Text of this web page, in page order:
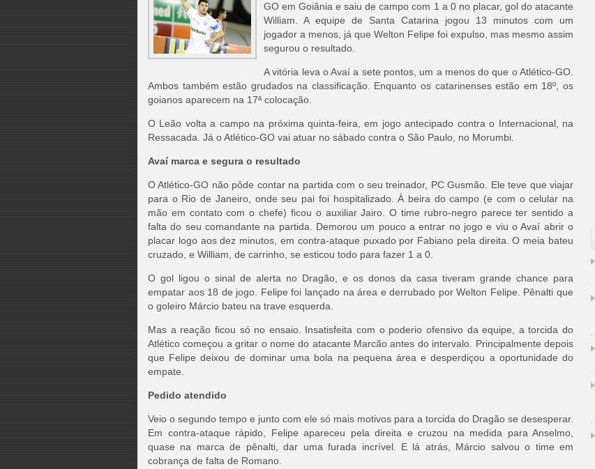
GO em Goiânia e saiu de campo com 1 a 0 no placar, gol do atacante
William. A equipe de Santa Catarina jogou 13 minutos com um
jogador a menos, já que Welton Felipe foi expulso, mas mesmo assim
segurou o resultado.
A vitória leva o Avaí a sete pontos, um a menos do que o Atlético-GO.
Ambos também estão grudados na classificação. Enquanto os catarinenses estão em 18º, os
goianos aparecem na 17ª colocação.
O Leão volta a campo na próxima quinta-feira, em jogo antecipado contra o Internacional, na
Ressacada. Já o Atlético-GO vai atuar no sábado contra o São Paulo, no Morumbi.
Avaí marca e segura o resultado
O Atlético-GO não pôde contar na partida com o seu treinador, PC Gusmão. Ele teve que viajar
para o Rio de Janeiro, onde seu pai foi hospitalizado. À beira do campo (e com o celular na
mão em contato com o chefe) ficou o auxiliar Jairo. O time rubro-negro parece ter sentido a
falta do seu comandante na partida. Demorou um pouco a entrar no jogo e viu o Avaí abrir o
placar logo aos dez minutos, em contra-ataque puxado por Fabiano pela direita. O meia bateu
cruzado, e William, de carrinho, se esticou todo para fazer 1 a 0.
O gol ligou o sinal de alerta no Dragão, e os donos da casa tiveram grande chance para
empatar aos 18 de jogo. Felipe foi lançado na área e derrubado por Welton Felipe. Pênalti que
o goleiro Márcio bateu na trave esquerda.
Mas a reação ficou só no ensaio. Insatisfeita com o poderio ofensivo da equipe, a torcida do
Atlético começou a gritar o nome do atacante Marcão antes do intervalo. Principalmente depois
que Felipe deixou de dominar uma bola na pequena área e desperdiçou a oportunidade do
empate.
Pedido atendido
Veio o segundo tempo e junto com ele só mais motivos para a torcida do Dragão se desesperar.
Em contra-ataque rápido, Felipe apareceu pela direita e cruzou na medida para Anselmo,
quase na marca de pênalti, dar uma furada incrível. E lá atrás, Márcio salvou o time em
cobrança de falta de Romano.